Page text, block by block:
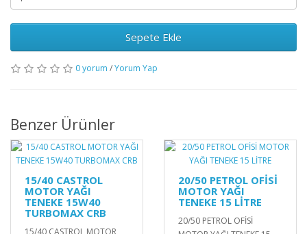
Sepete Ekle
0 yorum /Yorum Yap
Benzer Ürünler
15/40 CASTROL
MOTOR YAĞI
TENEKE 15W40
TURBOMAX CRB
20/50 PETROL OFİSİ
MOTOR YAĞI
TENEKE 15 LİTRE
20/50 PETROL OFİSİ